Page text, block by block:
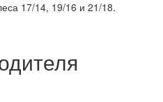
17/14, 19/16 и 21/18.